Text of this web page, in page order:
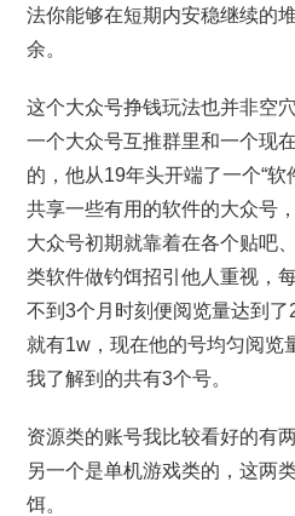
法你能够在短期内安稳继续的
余。
这个大众号挣钱玩法也并非空
一个大众号互推群里和一个现
的，他从19年头开端了一个“软
共享一些有用的软件的大众号
大众号初期就靠着在各个贴吧
类软件做钓饵招引他人重视，
不到3个月时刻便阅览量达到
就有1w，现在他的号均匀阅览
我了解到的共有3个号。
资源类的账号我比较看好的有
另一个是单机游戏类的，这两
饵。